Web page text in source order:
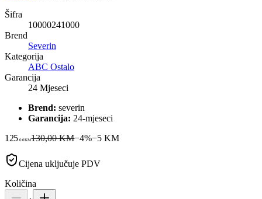
Šifra
10000241000
Brend
Severin
Kategorija
ABC Ostalo
Garancija
24 Mjeseci
Brend: severin
Garancija: 24-mjeseci
125 00KM130,00 KM−4%−5 KM
Cijena uključuje PDV
Količina